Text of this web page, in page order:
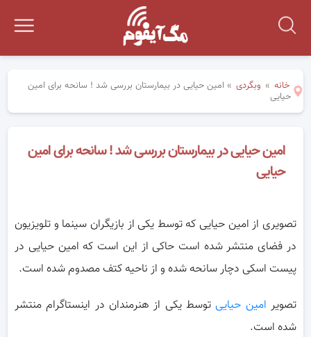
خانه » وبگردی » امین حیایی در بیمارستان بررسی شد ! سانحه برای امین
حیایی
امین حیایی در بیمارستان بررسی شد ! سانحه برای امین
حیایی
تصویری از امین حیایی که توسط یکی از بازیگران سینما و تلویزیون
در فضای منتشر شده است حاکی از این است که امین حیایی در
پیست اسکی دچار سانحه شده و از ناحیه کتف مصدوم شده است.
تصویر امین حیایی توسط یکی از هنرمندان در اینستاگرام منتشر
شده است.